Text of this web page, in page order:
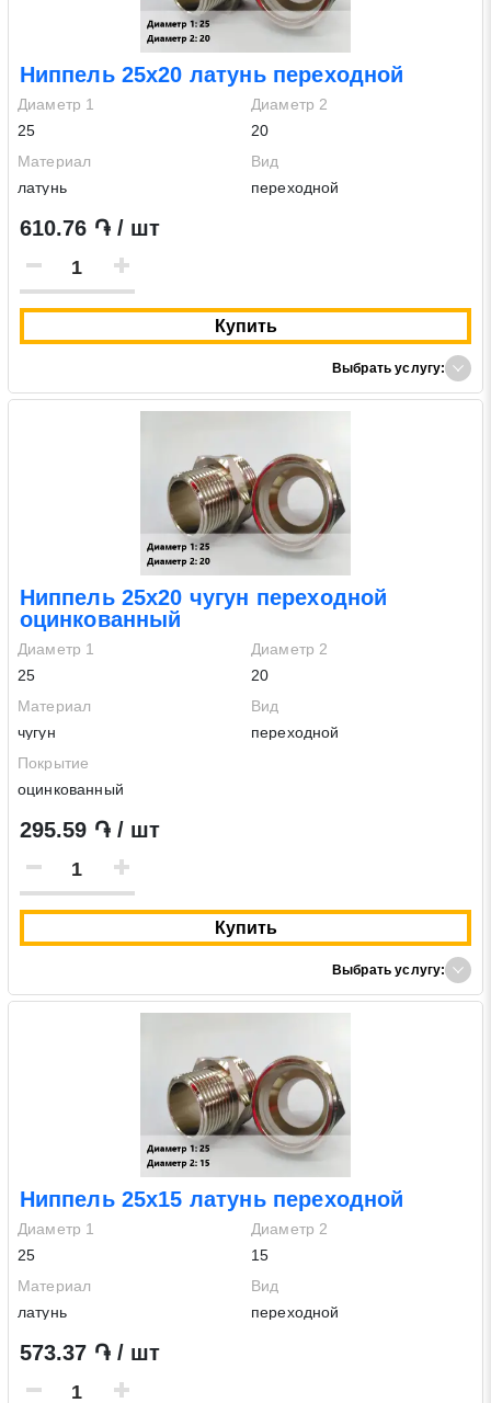
Ниппель 25х20 латунь переходной
Диаметр 1
25
Диаметр 2
20
Материал
латунь
Вид
переходной
610.76 ֏ / шт
Купить
Выбрать услугу:
Ниппель 25х20 чугун переходной
оцинкованный
Диаметр 1
25
Диаметр 2
20
Материал
чугун
Вид
переходной
Покрытие
оцинкованный
295.59 ֏ / шт
Купить
Выбрать услугу:
Ниппель 25х15 латунь переходной
Диаметр 1
25
Диаметр 2
15
Материал
латунь
Вид
переходной
573.37 ֏ / шт